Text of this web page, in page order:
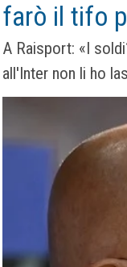
farò il tifo
A Raisport: «I
all'Inter non li ho